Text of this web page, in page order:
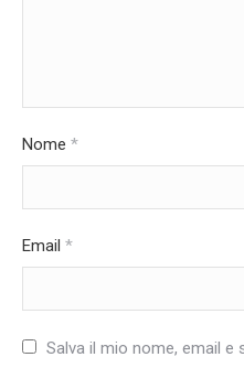
Nome *
Email *
Salva il mio nome, email